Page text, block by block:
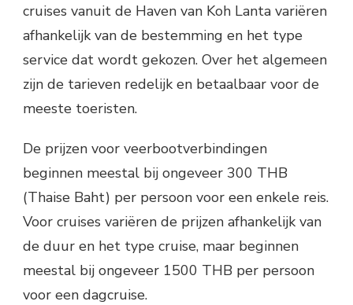
cruises vanuit de Haven van Koh Lanta variëren
afhankelijk van de bestemming en het type
service dat wordt gekozen. Over het algemeen
zijn de tarieven redelijk en betaalbaar voor de
meeste toeristen.
De prijzen voor veerbootverbindingen
beginnen meestal bij ongeveer 300 THB
(Thaise Baht) per persoon voor een enkele reis.
Voor cruises variëren de prijzen afhankelijk van
de duur en het type cruise, maar beginnen
meestal bij ongeveer 1500 THB per persoon
voor een dagcruise.